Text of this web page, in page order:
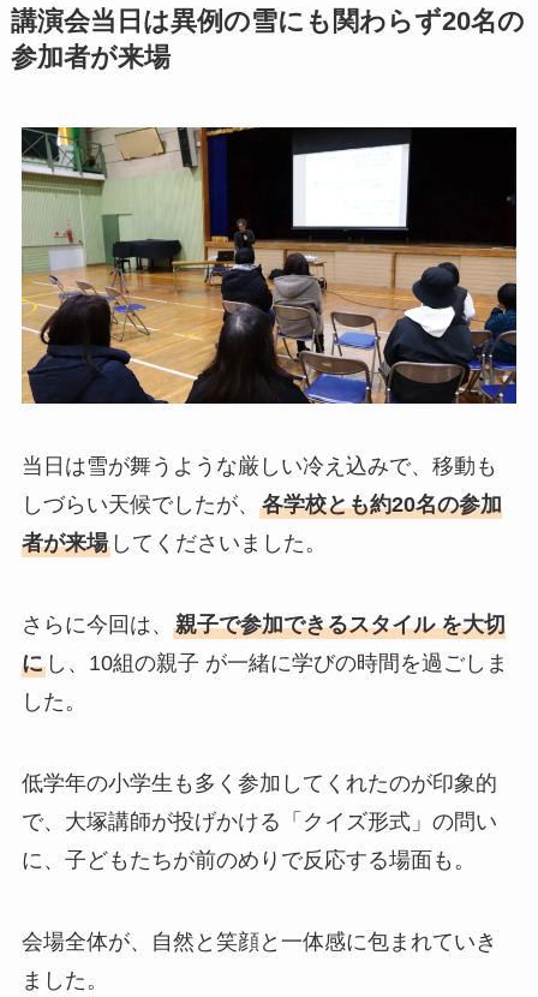
講演会当日は異例の雪にも関わらず20名の
参加者が来場
当日は雪が舞うような厳しい冷え込みで、移動も
しづらい天候でしたが、 各学校とも約20名の参加
者が来場してくださいました。
さらに今回は、 親子で参加できるスタイル を大切
にし、10組の親子 が一緒に学びの時間を過ごしま
した。
低学年の小学生も多く参加してくれたのが印象的
で、大塚講師が投げかける「クイズ形式」の問い
に、子どもたちが前のめりで反応する場面も。
会場全体が、自然と笑顔と一体感に包まれていき
ました。